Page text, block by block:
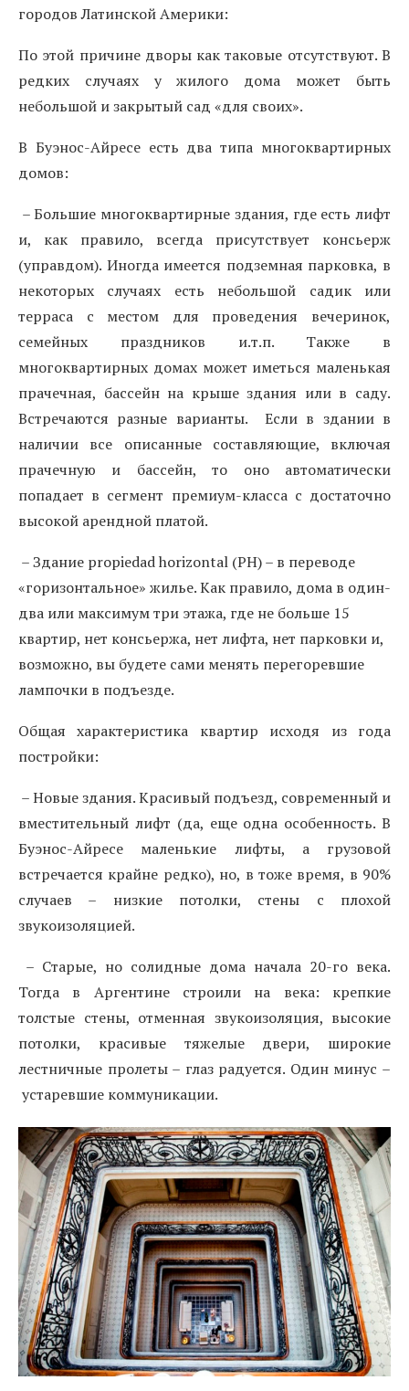
городов Латинской Америки:
По этой причине дворы как таковые отсутствуют. В
редких случаях у жилого дома может быть
небольшой и закрытый сад «для своих».
В Буэнос-Айресе есть два типа многоквартирных
домов:
– Большие многоквартирные здания, где есть лифт
и, как правило, всегда присутствует консьерж
(управдом). Иногда имеется подземная парковка, в
некоторых случаях есть небольшой садик или
терраса с местом для проведения вечеринок,
семейных праздников и.т.п. Также в
многоквартирных домах может иметься маленькая
прачечная, бассейн на крыше здания или в саду.
Встречаются разные варианты. Если в здании в
наличии все описанные составляющие, включая
прачечную и бассейн, то оно автоматически
попадает в сегмент премиум-класса с достаточно
высокой арендной платой.
– Здание propiedad horizontal (PH) – в переводе
«горизонтальное» жилье. Как правило, дома в один-
два или максимум три этажа, где не больше 15
квартир, нет консьержа, нет лифта, нет парковки и,
возможно, вы будете сами менять перегоревшие
лампочки в подъезде.
Общая характеристика квартир исходя из года
постройки:
– Новые здания. Красивый подъезд, современный и
вместительный лифт (да, еще одна особенность. В
Буэнос-Айресе маленькие лифты, а грузовой
встречается крайне редко), но, в тоже время, в 90%
случаев – низкие потолки, стены с плохой
звукоизоляцией.
– Старые, но солидные дома начала 20-го века.
Тогда в Аргентине строили на века: крепкие
толстые стены, отменная звукоизоляция, высокие
потолки, красивые тяжелые двери, широкие
лестничные пролеты – глаз радуется. Один минус –
устаревшие коммуникации.